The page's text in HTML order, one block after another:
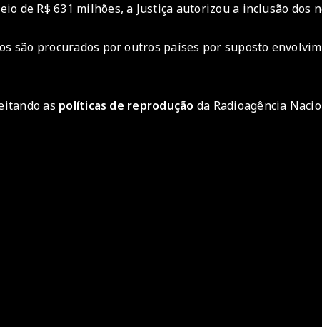
de R$ 631 milhões, a Justiça autorizou a inclusão dos
são procurados por outros países por suposto
as políticas de reprodução da Radioagência